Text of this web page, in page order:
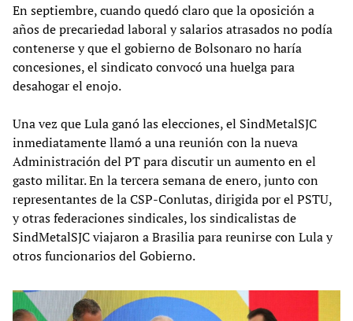
En septiembre, cuando quedó claro que la oposición a
años de precariedad laboral y salarios atrasados no podía
contenerse y que el gobierno de Bolsonaro no haría
concesiones, el sindicato convocó una huelga para
desahogar el enojo.
Una vez que Lula ganó las elecciones, el SindMetalSJC
inmediatamente llamó a una reunión con la nueva
Administración del PT para discutir un aumento en el
gasto militar. En la tercera semana de enero, junto con
representantes de la CSP-Conlutas, dirigida por el PSTU,
y otras federaciones sindicales, los sindicalistas de
SindMetalSJC viajaron a Brasilia para reunirse con Lula y
otros funcionarios del Gobierno.